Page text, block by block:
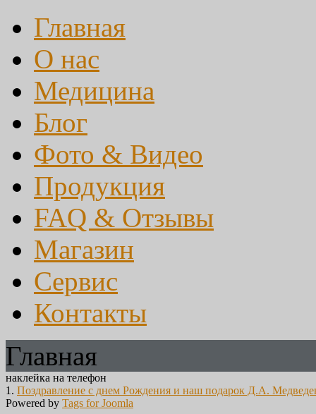
Главная
О нас
Медицина
Блог
Фото & Видео
Продукция
FAQ & Отзывы
Магазин
Сервис
Контакты
Главная
наклейка на телефон
1. Поздравление с днем Рождения и наш подарок Д.А.
Powered by Tags for Joomla